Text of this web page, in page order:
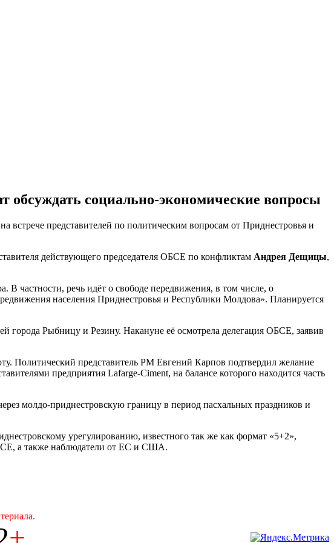
обсуждать социально-экономические вопросы
встрече представителей по политическим вопросам от Приднестровья и
действующего председателя ОБСЕ по конфликтам Андрея Дещицы,
В частности, речь идёт о свободе передвижения, в том числе, о
населения Приднестровья и Республики Молдова». Планируется
города Рыбницу и Резину. Накануне её осмотрела делегация ОБСЕ, заявив
Политический представитель РМ Евгений Карпов подтвердил желание
предприятия Lafarge-Ciment, на балансе которого находится часть
молдо-приднестровскую границу в период пасхальных праздников и
урегулированию, известного так же как формат «5+2»,
а также наблюдатели от ЕС и США.